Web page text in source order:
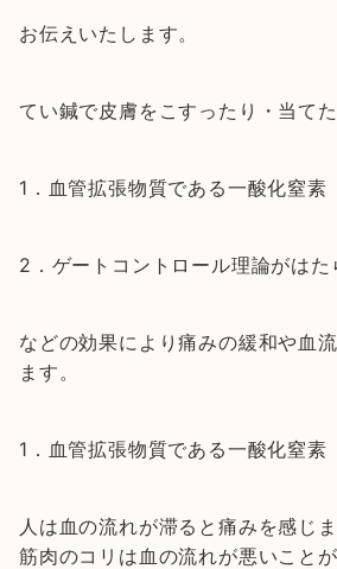
お伝えいたします。
てい鍼で皮膚をこすったり・当て
1．血管拡張物質である一酸化窒素
2．ゲートコントロール理論がはた
などの効果により痛みの緩和や血
ます。
1．血管拡張物質である一酸化窒素
人は血の流れが滞ると痛みを感じま
筋肉のコリは血の流れが悪いこと